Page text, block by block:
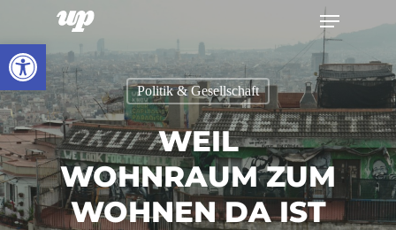
Werkzeugleiste öffnen
to
main
content
Menu
Politik & Gesellschaft
WEIL
WOHNRAUM ZUM
WOHNEN DA IST
Close
Menu